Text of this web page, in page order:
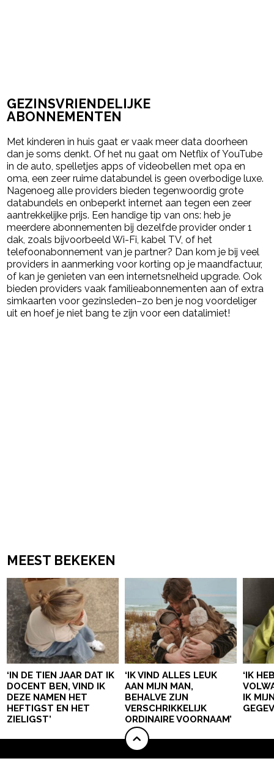
GEZINSVRIENDELIJKE
ABONNEMENTEN
Met kinderen in huis gaat er vaak meer data doorheen
dan je soms denkt. Of het nu gaat om Netflix of YouTube
in de auto, spelletjes apps of videobellen met opa en
oma, een zeer ruime databundel is geen overbodige luxe.
Nagenoeg alle providers bieden tegenwoordig grote
databundels en onbeperkt internet aan tegen een zeer
aantrekkelijke prijs. Een handige tip van ons: heb je
meerdere abonnementen bij dezelfde provider onder 1
dak, zoals bijvoorbeeld Wi-Fi, kabel TV, of het
telefoonabonnement van je partner? Dan kom je bij veel
providers in aanmerking voor korting op je maandfactuur,
of kan je genieten van een internetsnelheid upgrade. Ook
bieden providers vaak familieabonnementen aan of extra
simkaarten voor gezinsleden–zo ben je nog voordeliger
uit en hoef je niet bang te zijn voor een datalimiet!
MEEST BEKEKEN
‘IN DE TIEN JAAR DAT IK
DOCENT BEN, VIND IK
DEZE NAMEN HET
HEFTIGST EN HET
ZIELIGST’
‘IK VIND ALLES LEUK
AAN MIJN MAN,
BEHALVE ZIJN
VERSCHRIKKELIJK
ORDINAIRE VOORNAAM’
‘IK
IK